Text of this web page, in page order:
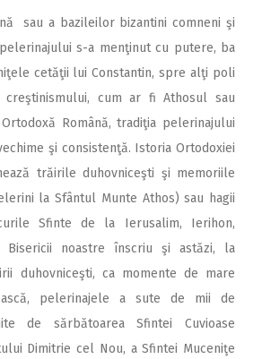
sau a bazileilor bizantini comneni şi
s-a menţinut cu putere, ba
cetăţii lui Constantin, spre alţi poli
cum ar fi Athosul sau
Română, tradiţia pelerinajului
şi consistenţă. Istoria Ortodoxiei
trăirile duhovniceşti şi memoriile
la Sfântul Munte Athos) sau hagii
Sfinte de la Ierusalim, Ierihon,
Bisericii noastre înscriu şi astăzi, la
duhovniceşti, ca momente de mare
pelerinajele a sute de mii de
de sărbătoarea Sfintei Cuvioase
Dimitrie cel Nou, a Sfintei Muceniţe